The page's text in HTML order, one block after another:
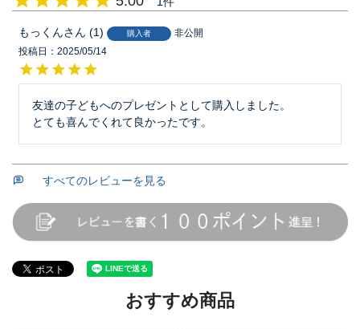
もっくん 1 購入者
非公開
投稿日
2025/05/14
友達の子どもへのプレゼントとして購入しました。
とても喜んでくれて良かったです。
すべてのレビューを見る
おすすめ商品